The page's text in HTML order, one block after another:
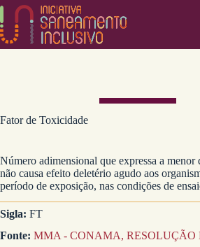
Pular
o
conteúdo
Fator de Toxicidade
Número adimensional que expressa a
não causa efeito deletério agudo aos
período de exposição, nas condições de
Sigla: FT
Fonte: MMA - CONAMA, RESOLUÇÃO